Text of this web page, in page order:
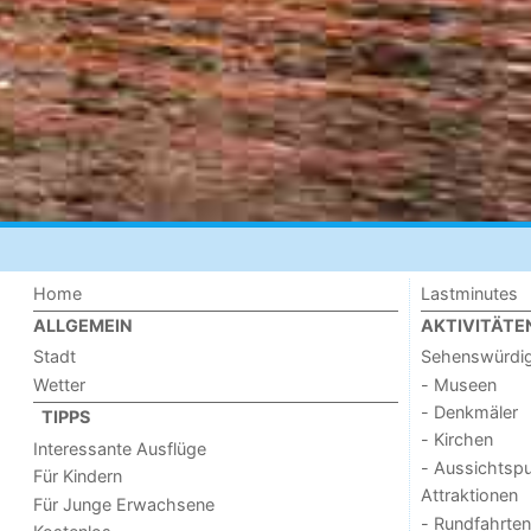
Home
ALLGEMEIN
Stadt
Wetter
TIPPS
Interessante Ausflüge
Für Kindern
Für Junge Erwachsene
Lastminutes
- Museen
- Denkmäler
- Kirchen
-
Attraktionen
- Rundfahrten